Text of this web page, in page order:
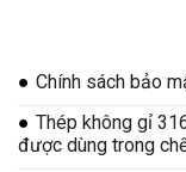
Chính sách bảo
Thép không gỉ
được dùng trong